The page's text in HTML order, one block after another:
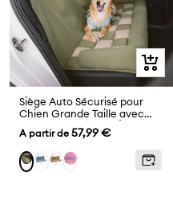
Aperçu
rapide
Siège Auto Sécurisé pour
Chien Grande Taille avec
Repose-Tête - Style Échiquier
Prix
de
vente
A partir de 57,99 €
VertBleuBrunViolet